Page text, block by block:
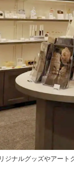
ジナルグッズやアート